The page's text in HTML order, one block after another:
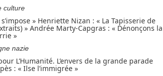
culture
» Henriette Nizan : « La Tapisserie de
» Andrée Marty-Capgras : « Dénonçons la
»
nazie
L’Humanité. L’envers de la grande parade
: « Ilse l’immigrée »